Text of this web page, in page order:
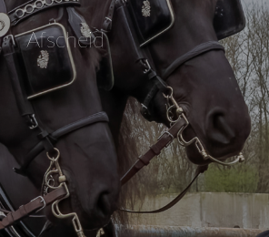
Afscheid